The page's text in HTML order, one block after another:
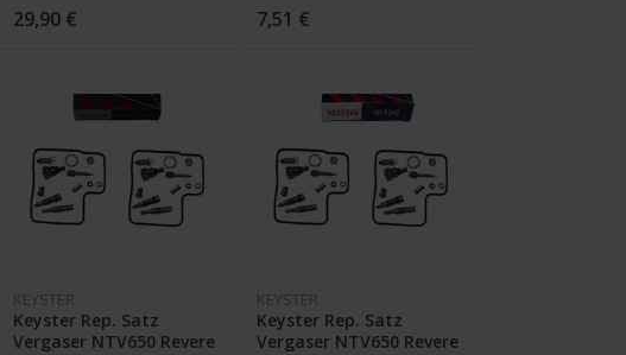
29,90 € 7,51 €
KEYSTER
Keyster Rep. Satz
Vergaser NTV650 Revere
KEYSTER
Keyster Rep. Satz
Vergaser NTV650 Revere